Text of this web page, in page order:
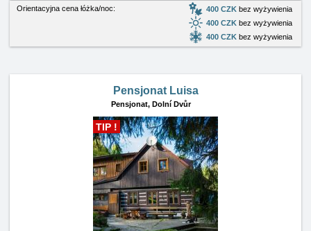
Orientacyjna cena łóżka/noc: 400 CZK bez wyżywienia
400 CZK bez wyżywienia
400 CZK bez wyżywienia
Pensjonat Luisa
Pensjonat, Dolní Dvůr
TIP !